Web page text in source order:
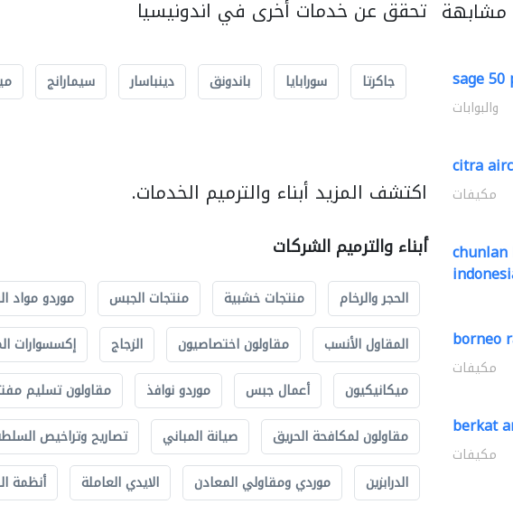
تحقق عن خدمات أخرى في اندونيسيا
جاكرتا سورابايا باندونق دينباسار سيمارانج
اكتشف المزيد أبناء والترميم الخدمات.
أبناء والترميم الشركات
الحجر والرخام منتجات خشبية منتجات الجبس موردو مواد
المقاول الأنسب
مقاولون اختصاصيون الزجاج إكسسوارات
ميكانيكيون
أعمال جبس موردو نوافذ مقاولون تسليم
مقاولون لمكافحة الحريق
صيانة المباني تصاريح وتراخيص
الدرابزين
موردي ومقاولي المعادن الايدي العاملة أنظمة
مشابهة
sage 50
والبوابات
citra
مكيفات
borneo
مكيفات
berkat
مكيفات